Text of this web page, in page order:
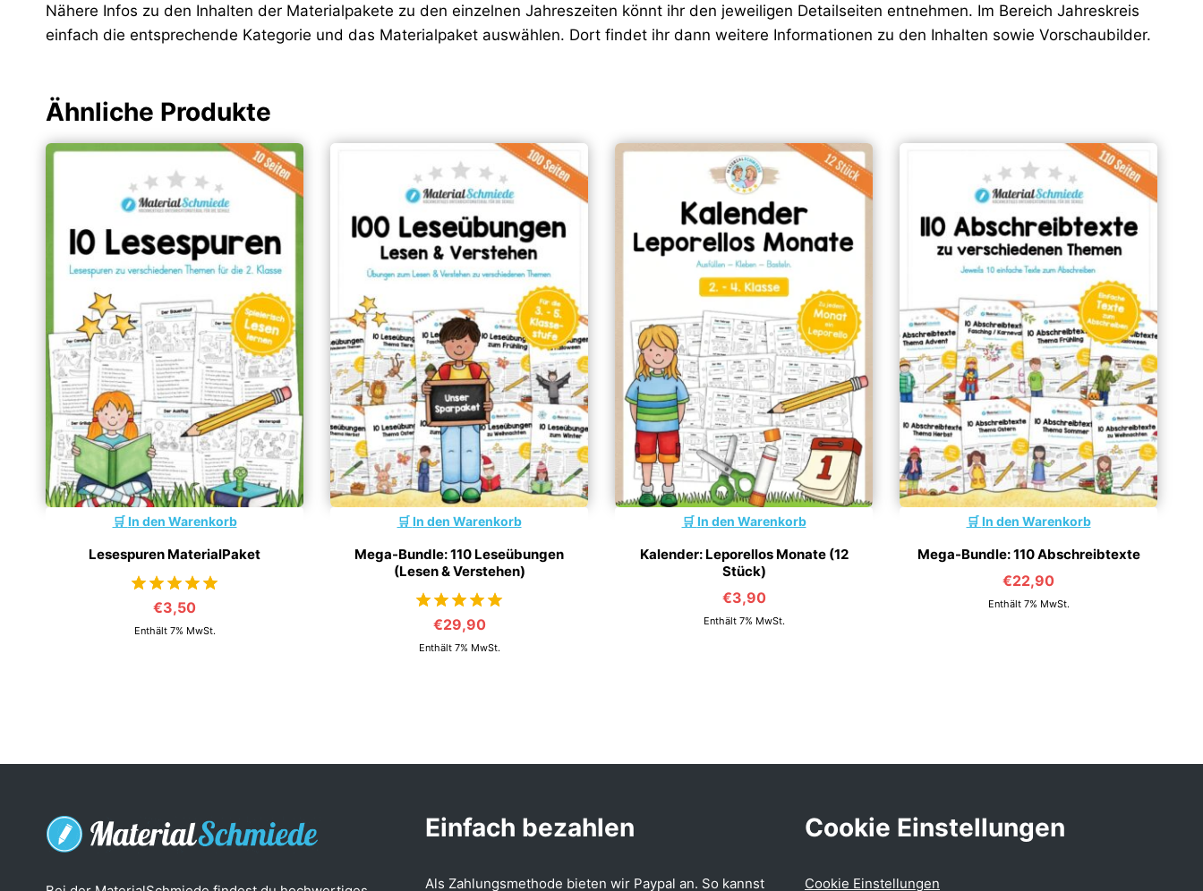
Nähere Infos zu den Inhalten der Materialpakete zu den einzelnen Jahreszeiten könnt ihr den jeweiligen Detailseiten entnehmen. Im Bereich Jahreskreis
einfach die entsprechende Kategorie und das Materialpaket auswählen. Dort findet ihr dann weitere Informationen zu den Inhalten sowie Vorschaubilder.
Ähnliche Produkte
In den Warenkorb
Lesespuren MaterialPaket
von 5
€3,50
Enthält 7% MwSt.
In den Warenkorb
Mega-Bundle: 110 Leseübungen
(Lesen & Verstehen)
von 5
€29,90
Enthält 7% MwSt.
In den Warenkorb
Kalender: Leporellos Monate (12
Stück)
€3,90
Enthält 7% MwSt.
In den Warenkorb
Mega-Bundle: 110 Abschreibtexte
€22,90
Enthält 7% MwSt.
Einfach bezahlen
Als Zahlungsmethode bieten wir Paypal an. So kannst
Cookie Einstellungen
Cookie Einstellungen